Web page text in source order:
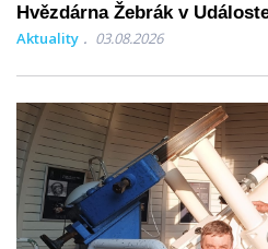
Hvězdárna Žebrák v
Aktuality 03.08.2026